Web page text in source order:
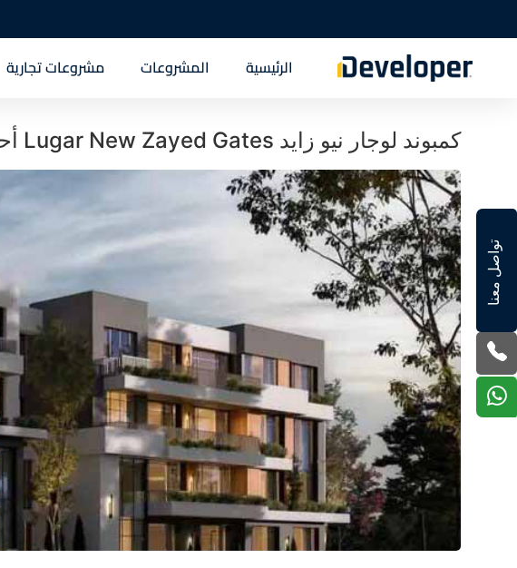
الرئيسية المشروعات مشروعات تجارية
كمبوند لوجار نيو زايد Lugar New Zayed Gates أحدث أسعار
تواصل معنا